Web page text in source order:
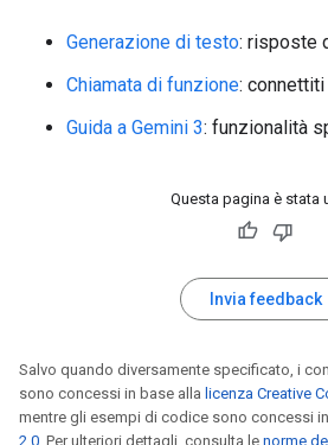
Generazione di testo: risposte
Chiamata di funzione:
Guida a Gemini 3: funzionalità
Questa pagina è stata
Invia feedback
Salvo quando diversamente specificato, i
sono concessi in base alla licenza Creative
mentre gli esempi di codice sono concessi
2.0 . Per ulteriori dettagli, consulta le norme